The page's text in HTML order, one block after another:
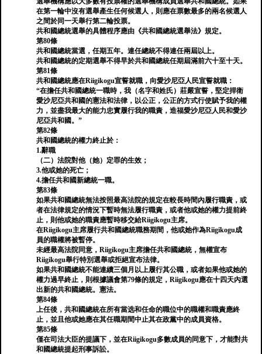
在第一輪中沒有選舉產生任何候選人，則應在票數最多的兩名候選人
之間於同一天舉行第二輪投票。
共和國總統選舉的具體程序應由《共和國總統選舉法》規定。
第80條
共和國總統當選，任期五年。連任總統不得連任兩屆以上。
共和國總統的定期選舉不得早於共和國總統任期屆滿前六十至十天。
第81條
共和國總統應在Riigikogu宣誓就職，向愛沙尼亞人民宣誓就職：
“在擔任共和國總統一職時，我（名字和姓氏）莊嚴宣誓，堅定捍衛
愛沙尼亞共和國的憲法和法律，以公正，公正的方式行使賦予我的權
力，並盡我最大的能力忠實履行我的職責，造福愛沙尼亞人民和愛沙
尼亞共和國。”
第82條
共和國總統的權力終止於：
1.辭職
（二）法院對他（她）定罪的生效；
3.他或她的死亡；
4.擔任共和國新總統一職。
第83條
如果共和國總統無法按照最高法院的規定在較長時間內履行職責，或
者在法律規定的情況下暫時無法履行職責，或者他或她的權力提前終
止，則他或她的職責應暫時移交給Riigikogu主席。
在Riigikogu主席履行共和國總統職務期間，他或她作為Riigikogu成
員的職權將被暫停。
未經最高法院同意，Riigikogu主席擔任共和國總統，無權宣布
Riigikogu舉行特別選舉或拒絕宣布法律。
如果共和國總統不能連續三個月以上履行其公職，或者如果他或她的
權力過早終止，則根據議會第79條的規定，Riigikogu應在十四天內選
出新的共和國總統。憲法。
第84條
上任後，共和國總統在所有當选和任命的職位中的職權和職責應終
止，並且他或她應在其任職期間中止其在政黨中的成員資格。
第85條
僅在司法大臣的提議下，並在Riigikogu多數成員的同意下，才能對共
和國總統提起刑事訴訟。